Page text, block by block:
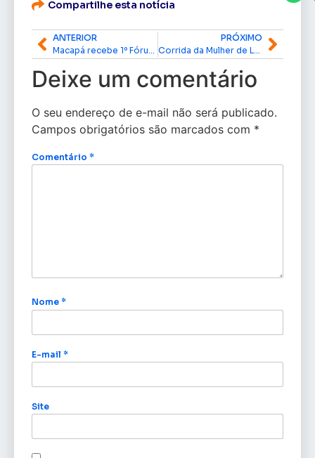
Compartilhe esta notícia
ANTERIOR
PRÓXIMO
Deixe um comentário
O seu endereço de e-mail não será publicado.
Campos obrigatórios são marcados com *
Comentário *
Nome *
E-mail *
Site